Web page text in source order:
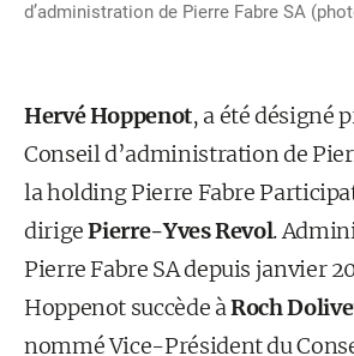
d’administration de Pierre Fabre SA
Hervé Hoppenot, a été désigné
Conseil d’administration de
la holding Pierre Fabre
dirigePierre-Yves Revol.
Pierre Fabre SA depuis janvier
Hoppenot succède àRoch
nommé Vice-Président du